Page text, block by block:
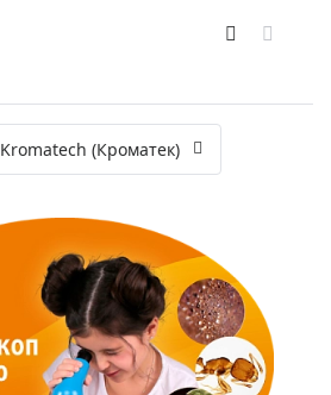
Kromatech (Кроматек)